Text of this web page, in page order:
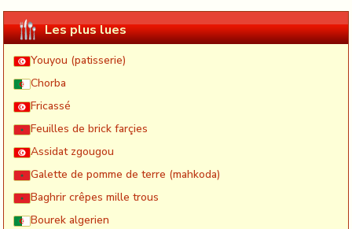
Les plus lues
Youyou (patisserie)
Chorba
Fricassé
Feuilles de brick farçies
Assidat zgougou
Galette de pomme de terre (mahkoda)
Baghrir crêpes mille trous
Bourek algerien